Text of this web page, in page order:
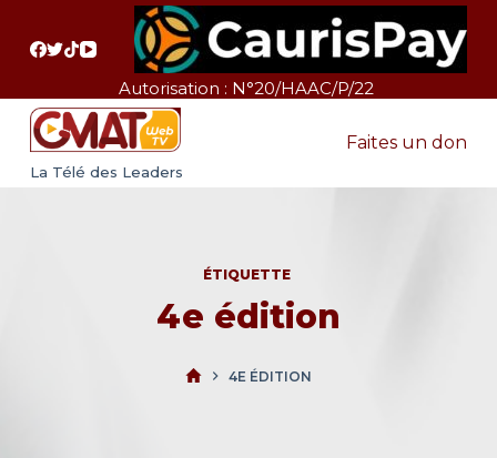
a
Autorisation : N°20/HAAC/P/22
La Télé des Leaders
Faites un don
ÉTIQUETTE
4e édition
4E ÉDITION